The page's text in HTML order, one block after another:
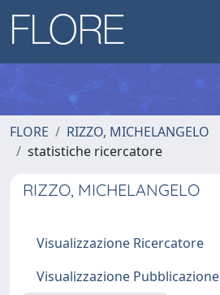
FLORE
RIZZO, MICHELANGELO
statistiche ricercatore
RIZZO, MICHELANGELO
Visualizzazione Ricercatore
Visualizzazione Pubblicazione